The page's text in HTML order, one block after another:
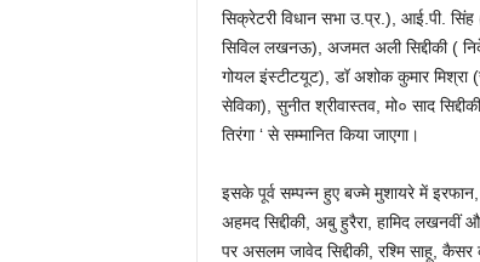
सिक्रेटरी विधान सभा उ.प्र.), आई.पी. सिंह
सिविल लखनऊ), अजमत अली सिद्दीकी (
गोयल इंस्टीटयूट), डॉ अशोक कुमार मिश्रा
सेविका), सुनीत श्रीवास्तव, मो० साद
तिरंगा ‘ से सम्मानित किया जाएगा।
इसके पूर्व सम्पन्न हुए बज्मे मुशायरे में
अहमद सिद्दीकी, अबु हुरैरा, हामिद
पर असलम जावेद सिद्दीकी, रश्मि साहू,